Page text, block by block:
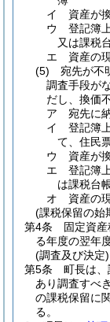
イ
資産が
ウ
登記簿
又は課税
エ
資産の
(5)
宛先が不
調査手段が
だし、換価
ア
宛先に
イ
登記簿
て、住民
ウ
資産が
エ
登記簿
は課税台
オ
資産の
(課税保留の始
第4条
固定資
る年度の翌年
(調査及び決定)
第5条
町長は
あり調査すべ
の課税保留に
る。